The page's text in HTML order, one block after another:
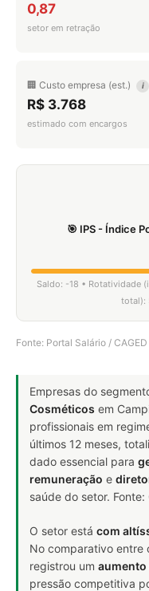
0,87
setor em retração
🏢 Custo empresa (est.) i
R$ 3.768
estimado com encargos
🎯 IPS - Índice
Saldo: -18 • Rotatividade
total):
Fonte: Portal Salário /
Empresas do
Cosméticos em
profissionais em
últimos 12 meses,
dado essencial para
remuneração e
saúde do setor. Fonte:
O setor está com
No comparativo entre
registrou um aumento
pressão competitiva